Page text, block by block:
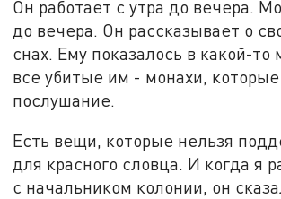
Он работает с утра до вечера.
до вечера. Он рассказывает о
снах. Ему показалось в какой-то
все убитые им - монахи,
послушание.
Есть вещи, которые нельзя
для красного словца. И когда я
с начальником колонии, он